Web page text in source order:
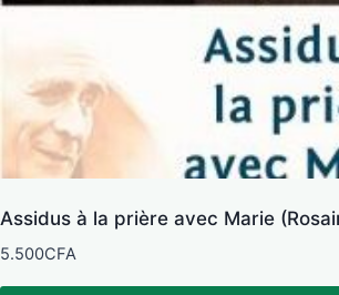
Assidus à la prière avec Marie
5.500CFA